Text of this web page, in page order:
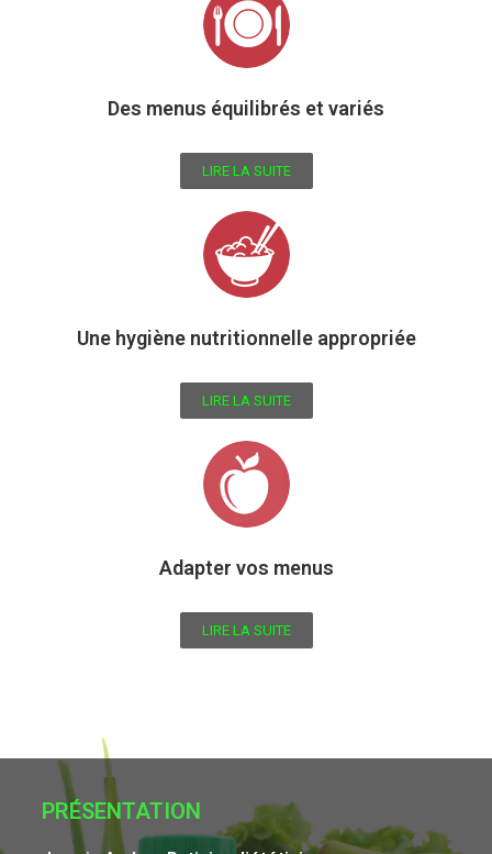
Des menus équilibrés et variés
LIRE LA SUITE
Une hygiène nutritionnelle appropriée
LIRE LA SUITE
Adapter vos menus
LIRE LA SUITE
PRÉSENTATION